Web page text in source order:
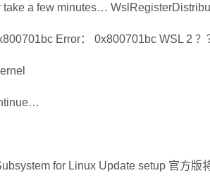
a few minutes…
Error： 0x800701bc WSL 2 ？
for Linux Update setup 官方版将